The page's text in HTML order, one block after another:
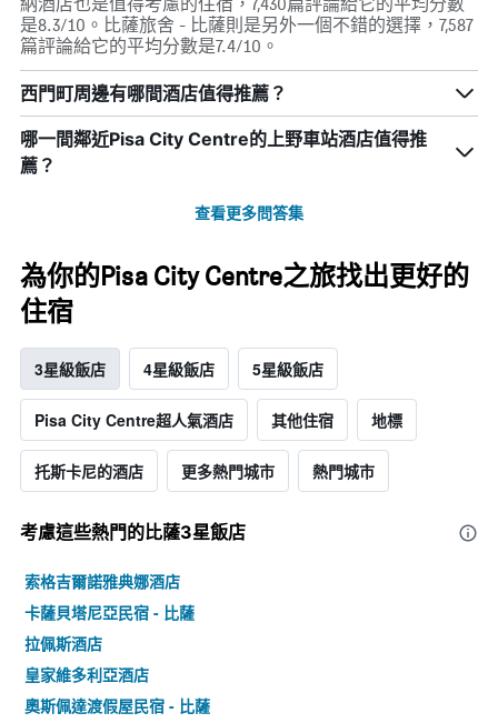
是8.3/10。比薩旅舍 - 比薩則是另外一個不錯的選擇，7,587
篇評論給它的平均分數是7.4/10。
西門町周邊有哪間酒店值得推薦？
哪一間鄰近Pisa City Centre的上野車站酒店值得推
薦？
查看更多問答集
為你的Pisa City Centre之旅找出更好的
住宿
3星級飯店 4星級飯店 5星級飯店
Pisa City Centre超人氣酒店 其他住宿 地標
托斯卡尼的酒店 更多熱門城市 熱門城市
考慮這些熱門的比薩3星​飯店
索格吉爾諾雅典娜酒店
卡薩貝塔尼亞民宿 - 比薩
拉佩斯酒店
皇家維多利亞酒店
奧斯佩達渡假屋民宿 - 比薩